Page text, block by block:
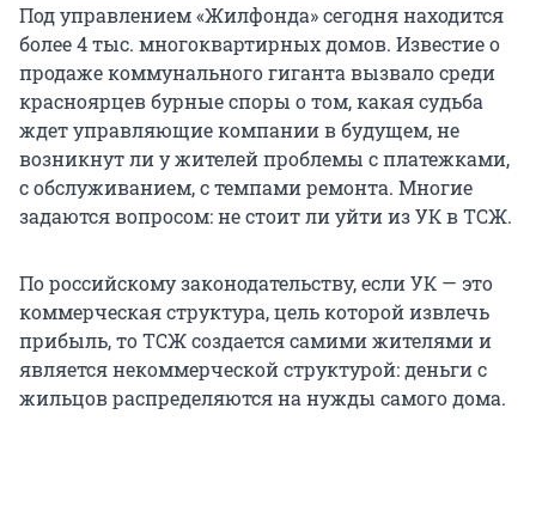
Под управлением «Жилфонда» сегодня находится
более 4 тыс. многоквартирных домов. Известие о
продаже коммунального гиганта вызвало среди
красноярцев бурные споры о том, какая судьба
ждет управляющие компании в будущем, не
возникнут ли у жителей проблемы с платежками,
с обслуживанием, с темпами ремонта. Многие
задаются вопросом: не стоит ли уйти из УК в ТСЖ.
По российскому законодательству, если УК — это
коммерческая структура, цель которой извлечь
прибыль, то ТСЖ создается самими жителями и
является некоммерческой структурой: деньги с
жильцов распределяются на нужды самого дома.